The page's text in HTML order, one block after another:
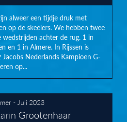
alweer een tijdje druk met
op de skeelers. We hebben twee
wedstrijden achter de rug. 1 in
en 1 in Almere. In Rijssen is
Jacobs Nederlands Kampioen G-
op...
- Juli 2023
Grootenhaar